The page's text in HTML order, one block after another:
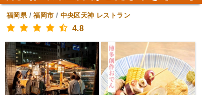
福岡県/福岡市 / 中央区天神 レストラン
4.8